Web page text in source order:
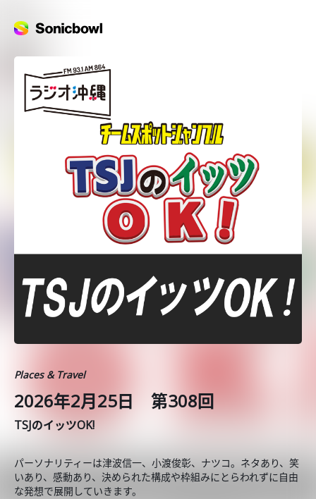
Places & Travel
2026年2月25日 第308回
TSJのイッツOK!
パーソナリティーは津波信一、小渡俊彰、ナツコ。ネタあり、笑
いあり、感動あり、決められた構成や枠組みにとらわれずに自由
な発想で展開していきます。